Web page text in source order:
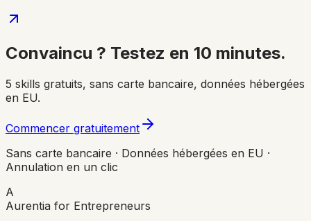
Convaincu ? Testez en 10 minutes.
5 skills gratuits, sans carte bancaire, données hébergées
en EU.
Commencer gratuitement
Sans carte bancaire · Données hébergées en EU ·
Annulation en un clic
A
Aurentia for Entrepreneurs